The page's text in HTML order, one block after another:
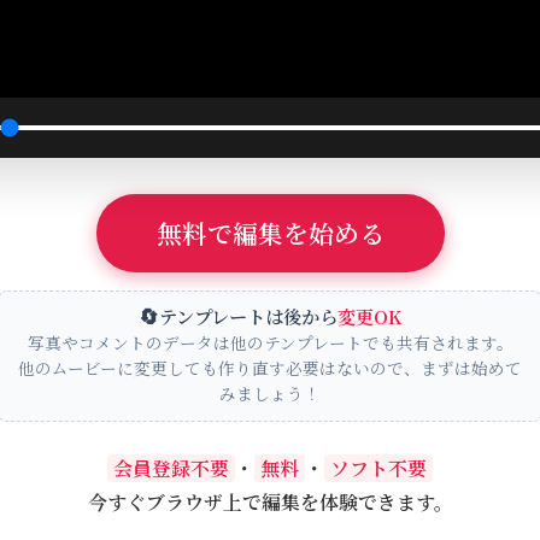
無料で編集を始める
🔄テンプレートは後から変更OK
写真やコメントのデータは他のテンプレートでも共有されます。
他のムービーに変更しても作り直す必要はないので、まずは始めて
みましょう！
会員登録不要 ・ 無料 ・ ソフト不要
今すぐブラウザ上で編集を体験できます。